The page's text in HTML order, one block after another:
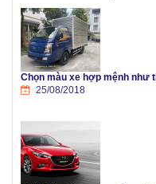
Chọn màu xe hợp mệnh như
25/08/2018